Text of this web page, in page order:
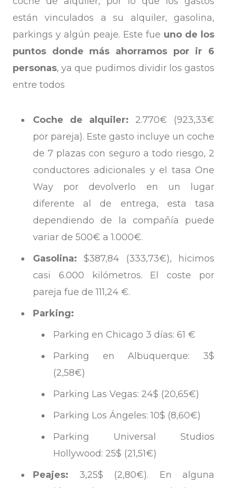
están vinculados a su alquiler, gasolina,
parkings y algún peaje. Este fue uno de los
puntos donde más ahorramos por ir 6
personas, ya que pudimos dividir los gastos
entre todos
Coche de alquiler: 2.770€ (923,33€
por pareja). Este gasto incluye un coche
de 7 plazas con seguro a todo riesgo, 2
conductores adicionales y el tasa One
Way por devolverlo en un lugar
diferente al de entrega, esta tasa
dependiendo de la compañía puede
variar de 500€ a 1.000€.
Gasolina: $387,84 (333,73€), hicimos
casi 6.000 kilómetros. El coste por
pareja fue de 111,24 €.
Parking:
Parking en Chicago 3 días: 61 €
Parking en Albuquerque: 3$
(2,58€)
Parking Las Vegas: 24$ (20,65€)
Parking Los Ángeles: 10$ (8,60€)
Parking Universal Studios
Hollywood: 25$ (21,51€)
Peajes: 3,25$ (2,80€). En alguna